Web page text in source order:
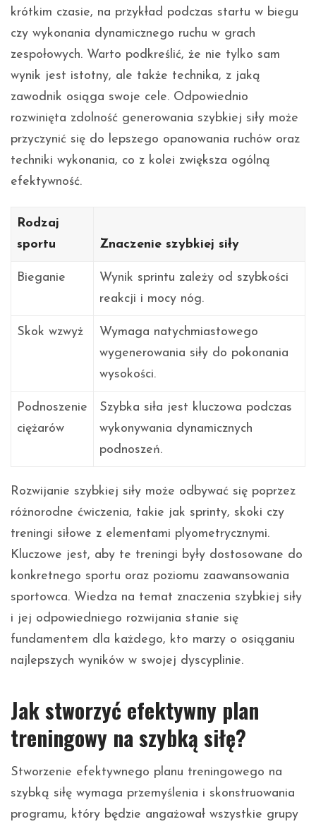
krótkim czasie, na przykład podczas startu w biegu
czy wykonania dynamicznego ruchu w grach
zespołowych. Warto podkreślić, że nie tylko sam
wynik jest istotny, ale także technika, z jaką
zawodnik osiąga swoje cele. Odpowiednio
rozwinięta zdolność generowania szybkiej siły może
przyczynić się do lepszego opanowania ruchów oraz
techniki wykonania, co z kolei zwiększa ogólną
efektywność.
Rodzaj
sportu
Znaczenie szybkiej siły
Bieganie
Wynik sprintu zależy od szybkości
reakcji i mocy nóg.
Skok wzwyż
Wymaga natychmiastowego
wygenerowania siły do pokonania
wysokości.
Podnoszenie
ciężarów
Szybka siła jest kluczowa podczas
wykonywania dynamicznych
podnoszeń.
Rozwijanie szybkiej siły może odbywać się poprzez
różnorodne ćwiczenia, takie jak sprinty, skoki czy
treningi siłowe z elementami plyometrycznymi.
Kluczowe jest, aby te treningi były dostosowane do
konkretnego sportu oraz poziomu zaawansowania
sportowca. Wiedza na temat znaczenia szybkiej siły
i jej odpowiedniego rozwijania stanie się
fundamentem dla każdego, kto marzy o osiąganiu
najlepszych wyników w swojej dyscyplinie.
Jak stworzyć efektywny plan
treningowy na szybką siłę?
Stworzenie efektywnego planu treningowego na
szybką siłę wymaga przemyślenia i skonstruowania
programu, który będzie angażował wszystkie grupy